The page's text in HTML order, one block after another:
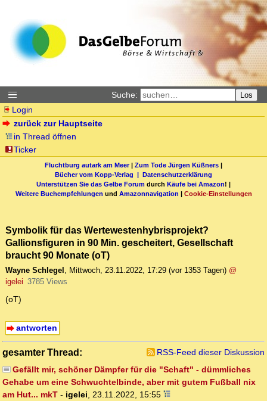
Suche: Los
Login
zurück zur Hauptseite
in Thread öffnen
Ticker
Fluchtburg autark am Meer| Zum Tode Jürgen Küßners |
Bücher vom Kopp-Verlag | Datenschutzerklärung
Unterstützen Sie das Gelbe Forum durch Käufe bei Amazon! |
Weitere Buchempfehlungen und Amazonnavigation | Cookie-Einstellungen
Symbolik für das Wertewestenhybrisprojekt?
Gallionsfiguren in 90 Min. gescheitert, Gesellschaft
braucht 90 Monate (oT)
Wayne Schlegel , Mittwoch, 23.11.2022, 17:29 (vor 1353 Tagen) @
igelei 3785 Views
(oT)
antworten
gesamter Thread:
RSS-Feed dieser Diskussion
Gefällt mir, schöner Dämpfer für die "Schaft" - dümmliches
Gehabe um eine Schwuchtelbinde, aber mit gutem Fußball nix
am Hut... mkT - igelei, 23.11.2022, 15:55